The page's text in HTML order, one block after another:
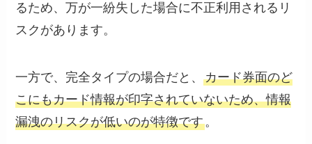
るため、万が一紛失した場合に不正利用されるリ
スクがあります。
一方で、完全タイプの場合だと、カード券面のど
こにもカード情報が印字されていないため、情報
漏洩のリスクが低いのが特徴です。